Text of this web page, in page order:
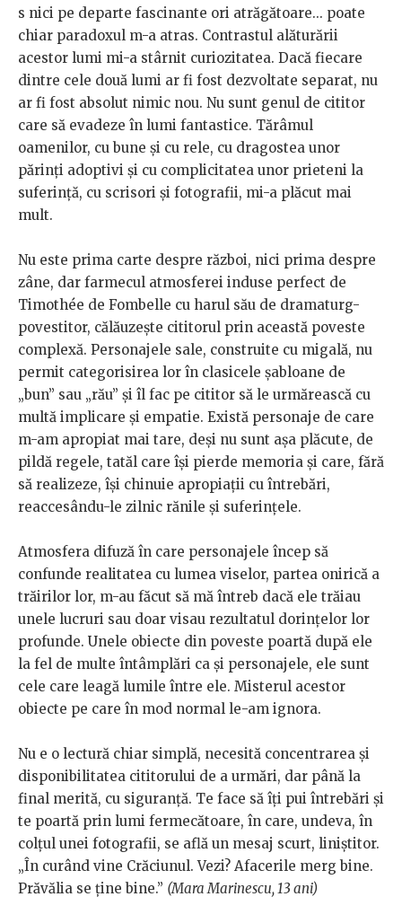
s nici pe departe fascinante ori atrăgătoare... poate
chiar paradoxul m-a atras. Contrastul alăturării
acestor lumi mi-a stârnit curiozitatea. Dacă fiecare
dintre cele două lumi ar fi fost dezvoltate separat, nu
ar fi fost absolut nimic nou. Nu sunt genul de cititor
care să evadeze în lumi fantastice. Tărâmul
oamenilor, cu bune şi cu rele, cu dragostea unor
părinţi adoptivi şi cu complicitatea unor prieteni la
suferinţă, cu scrisori şi fotografii, mi-a plăcut mai
mult.
Nu este prima carte despre război, nici prima despre
zâne, dar farmecul atmosferei induse perfect de
Timothée de Fombelle cu harul său de dramaturg-
povestitor, călăuzeşte cititorul prin această poveste
complexă. Personajele sale, construite cu migală, nu
permit categorisirea lor în clasicele şabloane de
„bun” sau „rău” şi îl fac pe cititor să le urmărească cu
multă implicare şi empatie. Există personaje de care
m-am apropiat mai tare, deşi nu sunt aşa plăcute, de
pildă regele, tatăl care îşi pierde memoria şi care, fără
să realizeze, îşi chinuie apropiaţii cu întrebări,
reaccesându-le zilnic rănile şi suferinţele.
Atmosfera difuză în care personajele încep să
confunde realitatea cu lumea viselor, partea onirică a
trăirilor lor, m-au făcut să mă întreb dacă ele trăiau
unele lucruri sau doar visau rezultatul dorinţelor lor
profunde. Unele obiecte din poveste poartă după ele
la fel de multe întâmplări ca şi personajele, ele sunt
cele care leagă lumile între ele. Misterul acestor
obiecte pe care în mod normal le-am ignora.
Nu e o lectură chiar simplă, necesită concentrarea şi
disponibilitatea cititorului de a urmări, dar până la
final merită, cu siguranţă. Te face să îţi pui întrebări şi
te poartă prin lumi fermecătoare, în care, undeva, în
colţul unei fotografii, se află un mesaj scurt, liniştitor.
„În curând vine Crăciunul. Vezi? Afacerile merg bine.
Prăvălia se ţine bine.” (Mara Marinescu, 13 ani)